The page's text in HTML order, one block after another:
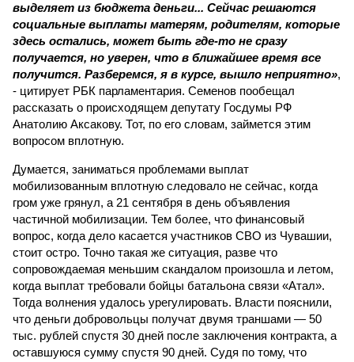
выделяет из бюджета деньги... Сейчас решаются
социальные выплаты матерям, родителям, которые
здесь остались, может быть где-то не сразу
получается, но уверен, что в ближайшее время все
получится. Разберемся, я в курсе, вышло неприятно»,
- цитирует РБК парламентария. Семенов пообещал
рассказать о происходящем депутату Госдумы РФ
Анатолию Аксакову. Тот, по его словам, займется этим
вопросом вплотную.
Думается, заниматься проблемами выплат
мобилизованным вплотную следовало не сейчас, когда
гром уже грянул, а 21 сентября в день объявления
частичной мобилизации. Тем более, что финансовый
вопрос, когда дело касается участников СВО из Чувашии,
стоит остро. Точно такая же ситуация, разве что
сопровождаемая меньшим скандалом произошла и летом,
когда выплат требовали бойцы батальона связи «Атал».
Тогда волнения удалось урегулировать. Власти пояснили,
что деньги добровольцы получат двумя траншами — 50
тыс. рублей спустя 30 дней после заключения контракта, а
оставшуюся сумму спустя 90 дней. Судя по тому, что